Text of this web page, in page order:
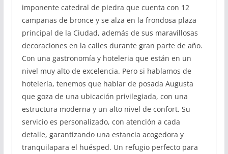
imponente catedral de piedra que cuenta con 12
campanas de bronce y se alza en la frondosa plaza
principal de la Ciudad, además de sus maravillosas
decoraciones en la calles durante gran parte de año.
Con una gastronomía y hoteleria que están en un
nivel muy alto de excelencia. Pero si hablamos de
hotelería, tenemos que hablar de posada Augusta
que goza de una ubicación privilegiada, con una
estructura moderna y un alto nivel de confort. Su
servicio es personalizado, con atención a cada
detalle, garantizando una estancia acogedora y
tranquilapara el huésped. Un refugio perfecto para